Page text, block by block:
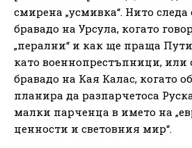
смирена „усмивка“. Нито
бравадо на Урсула, когато
„перални“ и как ще праща
като военнопрестъпници, или
бравадо на Кая Калас, когато
планира да разпарчетоса
малки парченца в името на
ценности и световния мир“.